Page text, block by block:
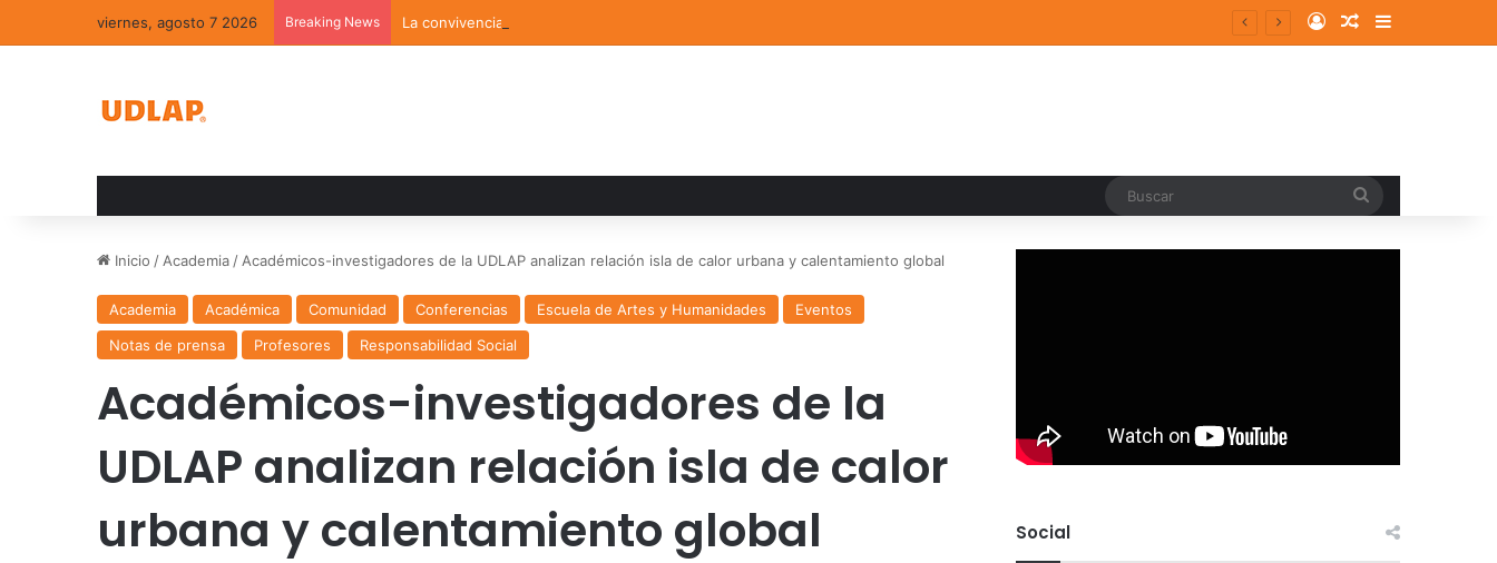
viernes, agosto 7 2026 Breaking News La convivencia familiar marca el cierre del Curso de Verano de Escuelas Aztecas Log InRandom Article
Sidebar
Inicio / Academia / Académicos-investigadores de la UDLAP analizan relación isla de calor urbana y calentamiento global
Academia Académica Comunidad Conferencias Escuela de Artes y Humanidades
Eventos
Notas de prensa
Profesores Responsabilidad Social
Académicos-investigadores de la
UDLAP analizan relación isla de calor
urbana y calentamiento global
Social